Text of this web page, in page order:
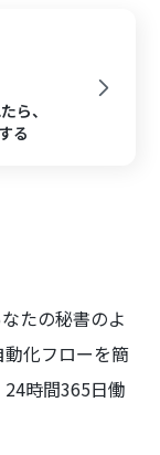
ら、
る
たの秘書のよ
化フローを簡
時間365日働